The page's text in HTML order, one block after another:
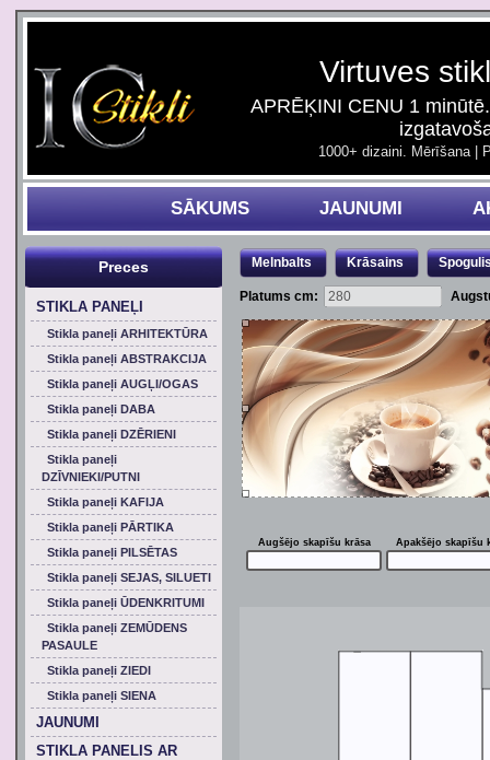
Virtuves
APRĒĶINI CENU 1
1000+ dizaini. Mērīšana |
SĀKUMS JAUNUMI
Melnbalts Krāsains
Platums cm:
Augšējo skapīšu krāsa Apakšējo skapīšu
Preces
STIKLA PANEĻI
Stikla paneļi ARHITEKTŪRA
Stikla paneļi ABSTRAKCIJA
Stikla paneļi AUGĻI/OGAS
Stikla paneļi DABA
Stikla paneļi DZĒRIENI
Stikla paneļi
DZĪVNIEKI/PUTNI
Stikla paneļi KAFIJA
Stikla paneļi PĀRTIKA
Stikla paneļi PILSĒTAS
Stikla paneļi SEJAS, SILUETI
Stikla paneļi ŪDENKRITUMI
Stikla paneļi ZEMŪDENS
PASAULE
Stikla paneļi ZIEDI
Stikla paneļi SIENA
JAUNUMI
STIKLA PANELIS AR